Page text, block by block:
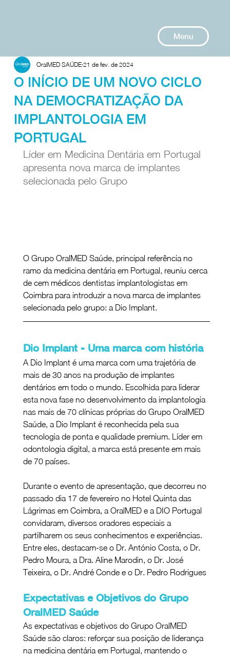
Menu
O INÍCIO DE UM NOVO CICLO
NA DEMOCRATIZAÇÃO DA
IMPLANTOLOGIA EM
PORTUGAL
OralMED SAÚDE 21 de fev. de 2024
Líder em Medicina Dentária em Portugal
apresenta nova marca de implantes
selecionada pelo Grupo
O Grupo OralMED Saúde, principal referência no
ramo da medicina dentária em Portugal, reuniu cerca
de cem médicos dentistas implantologistas em
Coimbra para introduzir a nova marca de implantes
selecionada pelo grupo: a Dio Implant.
Dio Implant - Uma marca com história
A Dio Implant é uma marca com uma trajetória de
mais de 30 anos na produção de implantes
dentários em todo o mundo. Escolhida para liderar
esta nova fase no desenvolvimento da implantologia
nas mais de 70 clínicas próprias do Grupo OralMED
Saúde, a Dio Implant é reconhecida pela sua
tecnologia de ponta e qualidade premium. Líder em
odontologia digital, a marca está presente em mais
de 70 países.
Durante o evento de apresentação, que decorreu no
passado dia 17 de fevereiro no Hotel Quinta das
Lágrimas em Coimbra, a OralMED e a DIO Portugal
convidaram, diversos oradores especiais a
partilharem os seus conhecimentos e experiências.
Entre eles, destacam-se o Dr. António Costa, o Dr.
Pedro Moura, a Dra. Aline Marodin, o Dr. José
Teixeira, o Dr. André Conde e o Dr. Pedro Rodrigues
Expectativas e Objetivos do Grupo
OralMED Saúde
As expectativas e objetivos do Grupo OralMED
Saúde são claros: reforçar sua posição de liderança
na medicina dentária em Portugal, mantendo o